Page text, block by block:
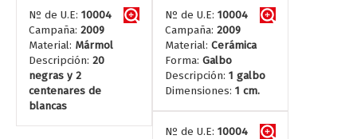
Nº de U.E: 10004
Campaña: 2009
Material: Mármol
Descripción: 20
negras y 2
centenares de
blancas
Nº de U.E: 10004
Campaña: 2009
Material: Cerámica
Forma: Galbo
Descripción: 1 galbo
Dimensiones: 1 cm.
Nº de U.E: 10004